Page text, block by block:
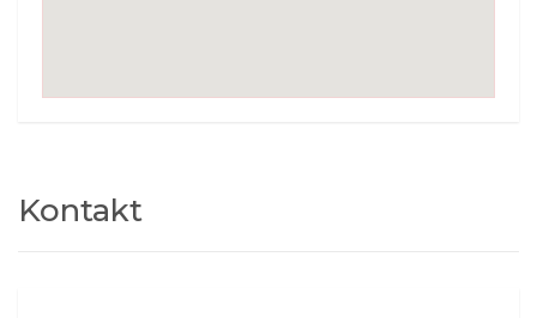
Kontakt